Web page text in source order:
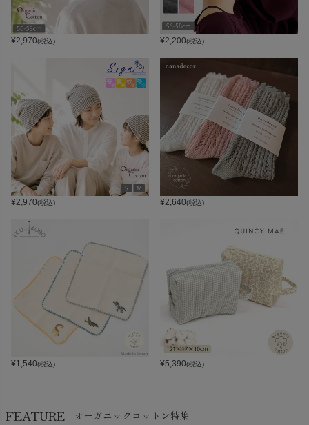
¥2,970(税込) ¥2,200(税込)
¥2,970(税込) ¥2,640(税込)
¥1,540(税込) ¥5,390(税込)
FEATURE オーガニックコットン特集